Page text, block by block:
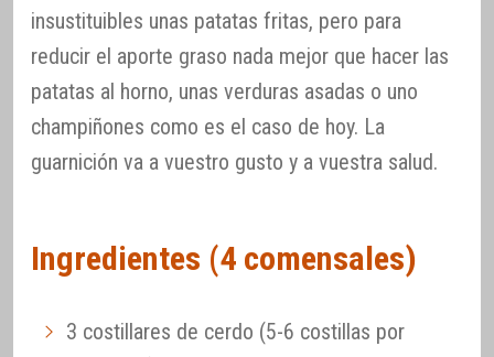
insustituibles unas patatas fritas, pero para
reducir el aporte graso nada mejor que hacer las
patatas al horno, unas verduras asadas o uno
champiñones como es el caso de hoy. La
guarnición va a vuestro gusto y a vuestra salud.
Ingredientes (4 comensales)
3 costillares de cerdo (5-6 costillas por